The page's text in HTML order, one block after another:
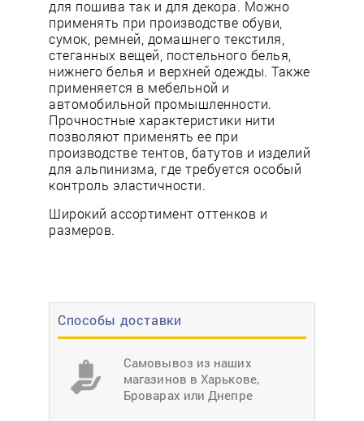
Способы доставки
Самовывоз из наших
магазинов в Харькове,
Броварах или Днепре
для пошива так и для декора. Можно
применять при производстве обуви,
сумок, ремней, домашнего текстиля,
стеганных вещей, постельного белья,
нижнего белья и верхней одежды. Также
применяется в мебельной и
автомобильной промышленности.
Прочностные характеристики нити
позволяют применять ее при
производстве тентов, батутов и изделий
для альпинизма, где требуется особый
контроль эластичности.
Широкий ассортимент оттенков и
размеров.